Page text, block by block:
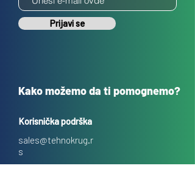
Prijavi se
Kako možemo da ti pomognemo?
Korisnička podrška
sales@tehnokrug.r
s